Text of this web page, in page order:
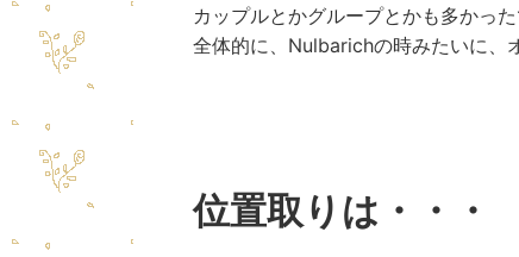
カップルとかグループとかも多かっ
全体的に、Nulbarichの時みたいに、
位置取りは・・・